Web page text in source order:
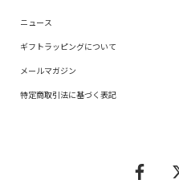
ニュース
ギフトラッピングについて
メールマガジン
特定商取引法に基づく表記